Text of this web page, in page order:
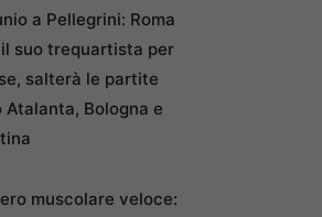
a Pellegrini: Roma
suo trequartista per
salterà le partite
Atalanta, Bologna e
muscolare veloce: